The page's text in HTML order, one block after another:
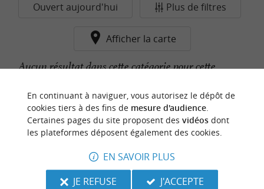
Ouvert aujourd'hui Plus de filtres
Afficher la carte
Aucun résultat dans cette catégorie pour cette
n
o
t
r
e
c
o
u
p
d
e
c
o
e
u
r
En continuant à naviguer, vous autorisez le dépôt de
cookies tiers à des fins de mesure d'audience.
Certaines pages du site proposent des vidéosdont
les plateformes déposent également des cookies.
EN SAVOIR PLUS
JE REFUSE
J'ACCEPTE